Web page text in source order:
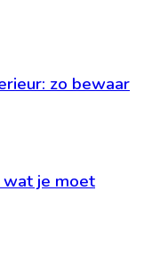
zo bewaar
wat je moet